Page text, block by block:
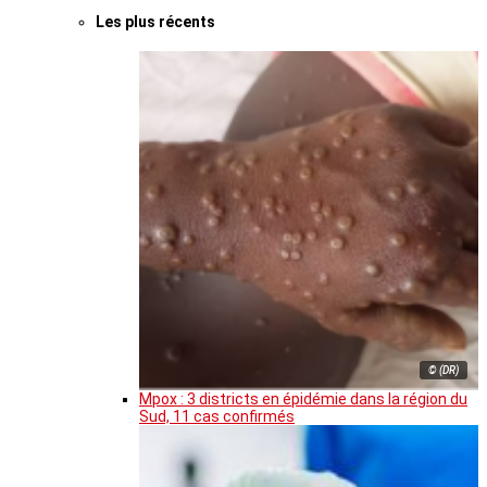
Les plus récents
© (DR)
Mpox : 3 districts en épidémie dans la région du
Sud, 11 cas confirmés